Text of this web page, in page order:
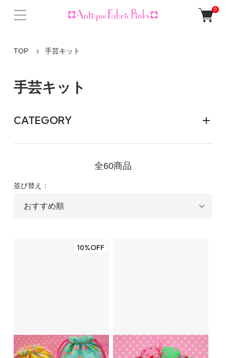
0
TOP 手芸キット
手芸キット
CATEGORY
全60商品
並び替え：
10%OFF